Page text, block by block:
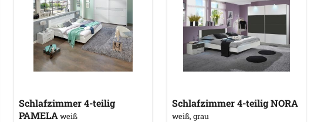
Schlafzimmer 4-teilig
PAMELAweiß
Schlafzimmer 4-teilig NORA
weiß, grau